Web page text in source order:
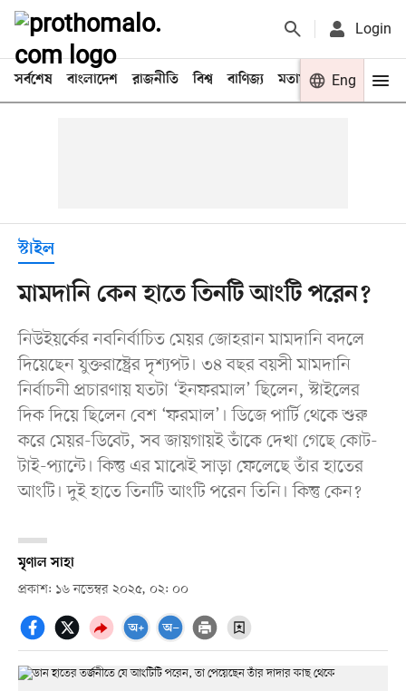
Login
সর্বশেষ বাংলাদেশ রাজনীতি বিশ্ব বাণিজ্য মতামত খেলা
Eng
স্টাইল
মামদানি কেন হাতে তিনটি আংটি পরেন?
নিউইয়র্কের নবনির্বাচিত মেয়র জোহরান মামদানি বদলে
দিয়েছেন যুক্তরাষ্ট্রের দৃশ্যপট। ৩৪ বছর বয়সী মামদানি
নির্বাচনী প্রচারণায় যতটা ‘ইনফরমাল’ ছিলেন, স্টাইলের
দিক দিয়ে ছিলেন বেশ ‘ফরমাল’। ডিজে পার্টি থেকে শুরু
করে মেয়র-ডিবেট, সব জায়গায়ই তাঁকে দেখা গেছে কোট-
টাই-প্যান্টে। কিন্তু এর মাঝেই সাড়া ফেলেছে তাঁর হাতের
আংটি। দুই হাতে তিনটি আংটি পরেন তিনি। কিন্তু কেন?
মৃণাল সাহা
প্রকাশ: ১৬ নভেম্বর ২০২৫, ০২: ০০